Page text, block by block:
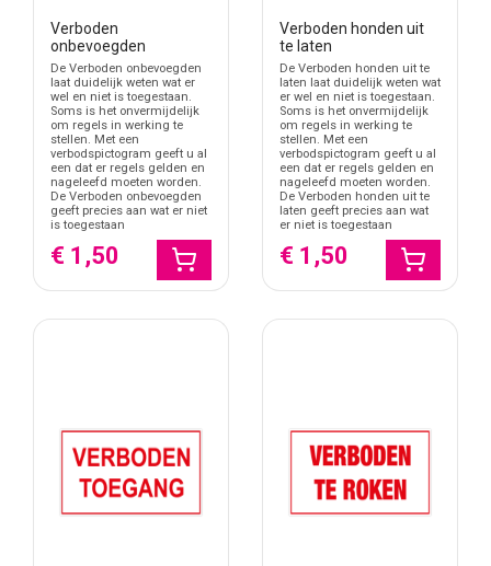
Verboden
onbevoegden
De Verboden onbevoegden
laat duidelijk weten wat er
wel en niet is toegestaan.
Soms is het onvermijdelijk
om regels in werking te
stellen. Met een
verbodspictogram geeft u al
een dat er regels gelden en
nageleefd moeten worden.
De Verboden onbevoegden
geeft precies aan wat er niet
is toegestaan
€ 1,50
Verboden honden uit
te laten
De Verboden honden uit te
laten laat duidelijk weten wat
er wel en niet is toegestaan.
Soms is het onvermijdelijk
om regels in werking te
stellen. Met een
verbodspictogram geeft u al
een dat er regels gelden en
nageleefd moeten worden.
De Verboden honden uit te
laten geeft precies aan wat
er niet is toegestaan
€ 1,50